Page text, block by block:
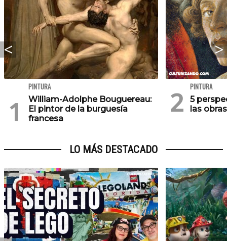
PINTURA
William-Adolphe Bouguereau:
El pintor de la burguesía
francesa
PINTURA
5
las
LO MÁS DESTACADO